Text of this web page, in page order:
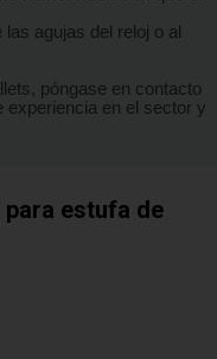
agujas del reloj o al
póngase en contacto
en el sector y
estufa de